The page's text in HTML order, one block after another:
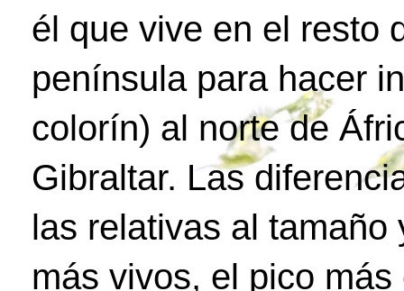
él que vive en el resto
península para hacer
colorín) al norte de
Gibraltar. Las
las relativas al
más vivos, el pico